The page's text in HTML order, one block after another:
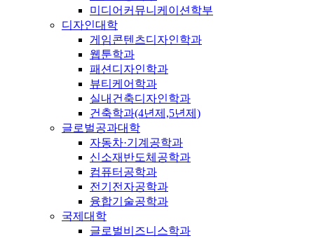
미디어커뮤니케이션학부
디자인대학
게임콘텐츠디자인학과
웹툰학과
패션디자인학과
뷰티케어학과
실내건축디자인학과
건축학과(4년제,5년제)
글로벌공과대학
자동차·기계공학과
신소재반도체공학과
컴퓨터공학과
전기전자공학과
융합기술공학과
국제대학
글로벌비즈니스학과